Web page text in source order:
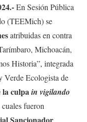
En Sesión Pública
(TEEMich) se
atribuidas en contra
Michoacán,
Historia”, integrada
Ecologista de
la culpain vigilando
fueron
Sancionador